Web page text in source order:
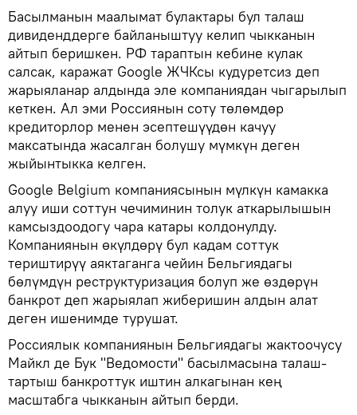
Басылманын маалымат булактары бул талаш
дивиденддерге байланыштуу келип чыкканын
айтып беришкен. РФ тараптын кебине кулак
салсак, каражат Google ЖЧКсы кудуретсиз деп
жарыяланар алдында эле компаниядан чыгарылып
кеткен. Ал эми Россиянын соту төлөмдөр
кредиторлор менен эсептешүүдөн качуу
максатында жасалган болушу мүмкүн деген
жыйынтыкка келген.
Google Belgium компаниясынын мүлкүн камакка
алуу иши соттун чечиминин толук аткарылышын
камсыздоодогу чара катары колдонулду.
Компаниянын өкүлдөрү бул кадам соттук
териштирүү аяктаганга чейин Бельгиядагы
бөлүмдүн реструктуризация болуп же өздөрүн
банкрот деп жарыялап жиберишин алдын алат
деген ишенимде турушат.
Россиялык компаниянын Бельгиядагы жактоочусу
Майкл де Бук "Ведомости" басылмасына талаш-
тартыш банкроттук иштин алкагынан кең
масштабга чыкканын айтып берди.